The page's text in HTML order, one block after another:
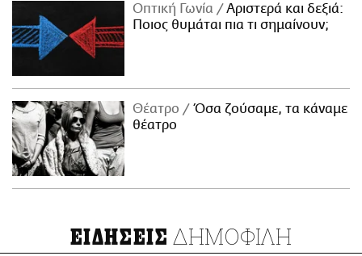
Οπτική Γωνία
Αριστερά και δεξιά:
Ποιος θυμάται πια τι σημαίνουν;
Θέατρο
Όσα ζούσαμε, τα κάναμε
θέατρο
ΕΙΔΗΣΕΙΣ ΔΗΜΟΦΙΛΗ